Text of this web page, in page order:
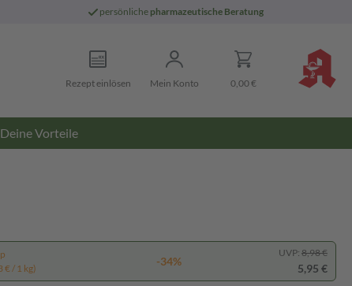
persönliche pharmazeutische Beratung
Rezept einlösen Mein Konto 0,00 €
Deine Vorteile
€ / 1 kg)
-34%
UVP: 8,98 €
5,95 €